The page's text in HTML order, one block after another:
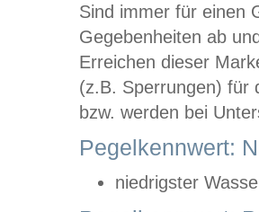
Sind immer für einen
Gegebenheiten ab
Erreichen dieser
(z.B. Sperrungen) für
bzw. werden bei
Pegelkennwert:
niedrigster